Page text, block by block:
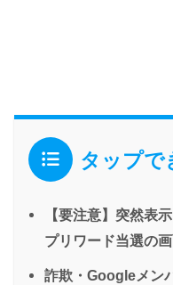
タップで
【要注意】突然表
プリワード当選の
詐欺・Googleメン